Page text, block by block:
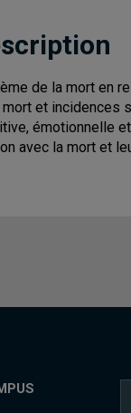
de la mort en
et incidences
émotionnelle
avec la mort et